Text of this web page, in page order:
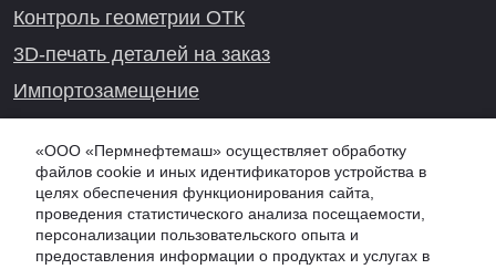
Контроль геометрии ОТК
3D-печать деталей на заказ
Импортозамещение
Онлайн-консультация
«ООО «Пермнефтемаш» осуществляет обработку
файлов cookie и иных идентификаторов устройства в
целях обеспечения функционирования сайта,
проведения статистического анализа посещаемости,
персонализации пользовательского опыта и
предоставления информации о продуктах и услугах в